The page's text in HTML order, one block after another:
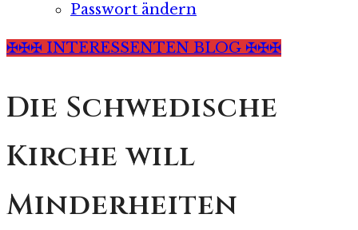
Passwort ändern
✠✠✠ INTERESSENTEN BLOG ✠✠✠
Die Schwedische
Kirche will
Minderheiten